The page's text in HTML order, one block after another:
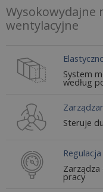
Wysokowydajne
wentylacyjne
System
według
Steruje
pracy